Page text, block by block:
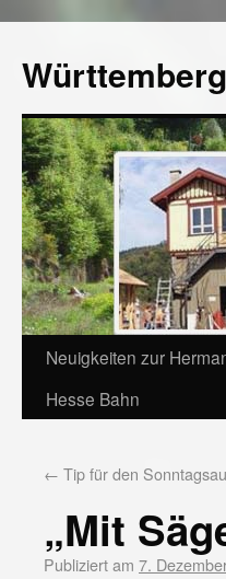
Neuigkeiten zur
Hesse Bahn
← Tip für den
„Mit
Publiziert am 7.